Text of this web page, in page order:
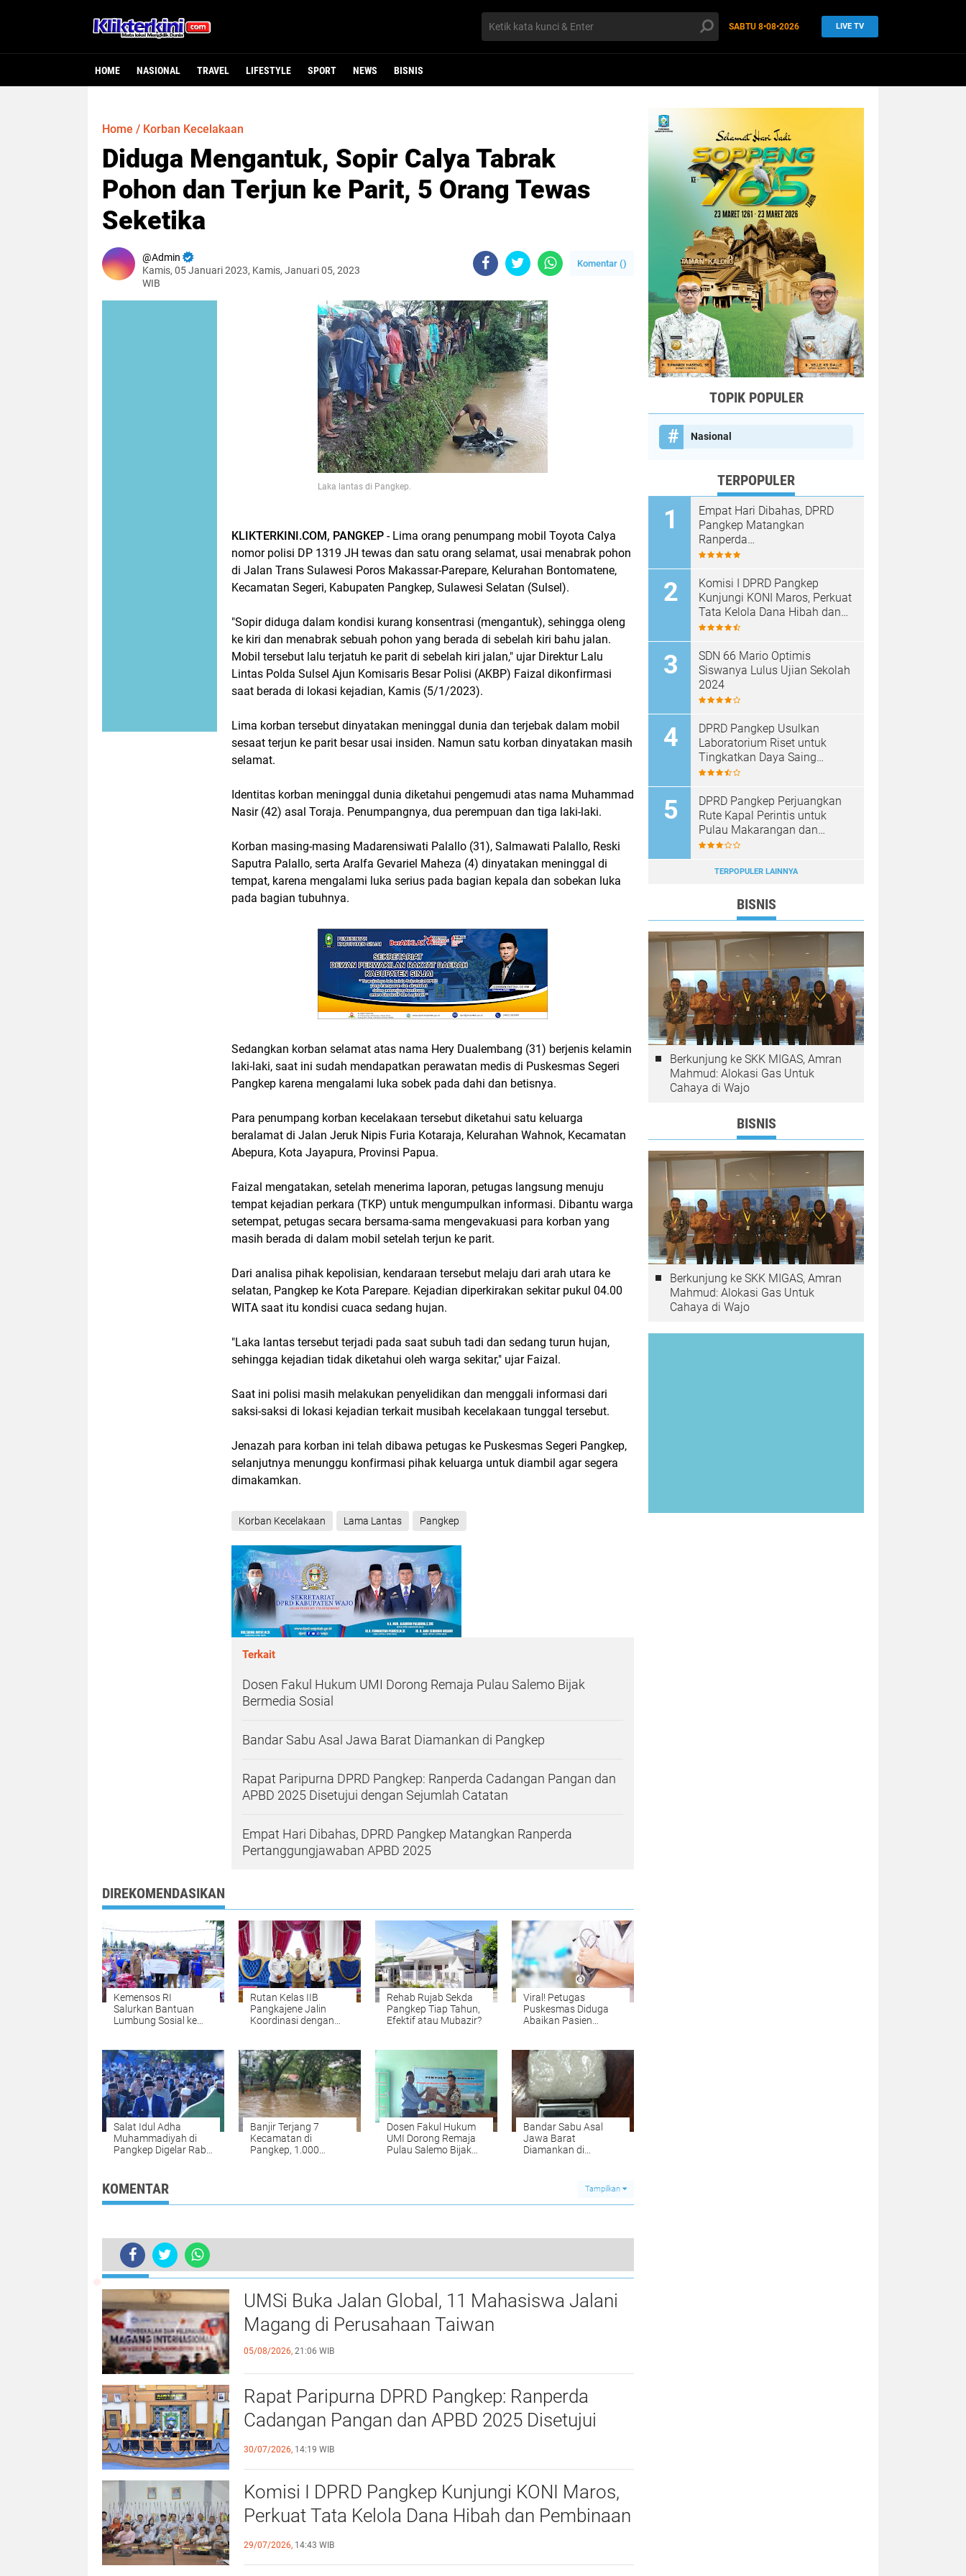
SABTU 8•08•2026 LIVE TV
HOME NASIONAL TRAVEL LIFESTYLE SPORT NEWS BISNIS
Home / Korban Kecelakaan
Diduga Mengantuk, Sopir Calya Tabrak
Pohon dan Terjun ke Parit, 5 Orang Tewas
Seketika
Admin
Kamis, 05 Januari 2023, Kamis, Januari 05, 2023
WIB
Komentar ()
Laka lantas di Pangkep.
KLIKTERKINI.COM, PANGKEP - Lima orang penumpang mobil Toyota Calya
nomor polisi DP 1319 JH tewas dan satu orang selamat, usai menabrak pohon
di Jalan Trans Sulawesi Poros Makassar-Parepare, Kelurahan Bontomatene,
Kecamatan Segeri, Kabupaten Pangkep, Sulawesi Selatan (Sulsel).
"Sopir diduga dalam kondisi kurang konsentrasi (mengantuk), sehingga oleng
ke kiri dan menabrak sebuah pohon yang berada di sebelah kiri bahu jalan.
Mobil tersebut lalu terjatuh ke parit di sebelah kiri jalan," ujar Direktur Lalu
Lintas Polda Sulsel Ajun Komisaris Besar Polisi (AKBP) Faizal dikonfirmasi
saat berada di lokasi kejadian, Kamis (5/1/2023).
Lima korban tersebut dinyatakan meninggal dunia dan terjebak dalam mobil
sesaat terjun ke parit besar usai insiden. Namun satu korban dinyatakan masih
selamat.
Identitas korban meninggal dunia diketahui pengemudi atas nama Muhammad
Nasir (42) asal Toraja. Penumpangnya, dua perempuan dan tiga laki-laki.
Korban masing-masing Madarensiwati Palallo (31), Salmawati Palallo, Reski
Saputra Palallo, serta Aralfa Gevariel Maheza (4) dinyatakan meninggal di
tempat, karena mengalami luka serius pada bagian kepala dan sobekan luka
pada bagian tubuhnya.
Sedangkan korban selamat atas nama Hery Dualembang (31) berjenis kelamin
laki-laki, saat ini sudah mendapatkan perawatan medis di Puskesmas Segeri
Pangkep karena mengalami luka sobek pada dahi dan betisnya.
Para penumpang korban kecelakaan tersebut diketahui satu keluarga
beralamat di Jalan Jeruk Nipis Furia Kotaraja, Kelurahan Wahnok, Kecamatan
Abepura, Kota Jayapura, Provinsi Papua.
Faizal mengatakan, setelah menerima laporan, petugas langsung menuju
tempat kejadian perkara (TKP) untuk mengumpulkan informasi. Dibantu warga
setempat, petugas secara bersama-sama mengevakuasi para korban yang
masih berada di dalam mobil setelah terjun ke parit.
Dari analisa pihak kepolisian, kendaraan tersebut melaju dari arah utara ke
selatan, Pangkep ke Kota Parepare. Kejadian diperkirakan sekitar pukul 04.00
WITA saat itu kondisi cuaca sedang hujan.
"Laka lantas tersebut terjadi pada saat subuh tadi dan sedang turun hujan,
sehingga kejadian tidak diketahui oleh warga sekitar," ujar Faizal.
Saat ini polisi masih melakukan penyelidikan dan menggali informasi dari
saksi-saksi di lokasi kejadian terkait musibah kecelakaan tunggal tersebut.
Jenazah para korban ini telah dibawa petugas ke Puskesmas Segeri Pangkep,
selanjutnya menunggu konfirmasi pihak keluarga untuk diambil agar segera
dimakamkan.
Korban Kecelakaan Lama Lantas Pangkep
Terkait
Dosen Fakul Hukum UMI Dorong Remaja Pulau Salemo Bijak
Bermedia Sosial
Bandar Sabu Asal Jawa Barat Diamankan di Pangkep
Rapat Paripurna DPRD Pangkep: Ranperda Cadangan Pangan dan
APBD 2025 Disetujui dengan Sejumlah Catatan
Empat Hari Dibahas, DPRD Pangkep Matangkan Ranperda
Pertanggungjawaban APBD 2025
DIREKOMENDASIKAN
Kemensos RI
Salurkan Bantuan
Lumbung Sosial ke
Rutan Kelas IIB
Pangkajene Jalin
Koordinasi dengan
Rehab Rujab Sekda
Pangkep Tiap Tahun,
Efektif atau Mubazir?
Viral! Petugas
Puskesmas Diduga
Abaikan Pasien
Salat Idul Adha
Muhammadiyah di
Pangkep Digelar Rabu
Banjir Terjang 7
Kecamatan di
Pangkep, 1.000
Dosen Fakul Hukum
UMI Dorong Remaja
Pulau Salemo Bijak
Bandar Sabu Asal
Jawa Barat
Diamankan di
KOMENTAR Tampilkan
Diduga Mengantuk, Sopir Calya Tabrak Pohon dan Terjun ke Parit, 5 Orang Tewas Seketika
TERKINI
UMSi Buka Jalan Global, 11 Mahasiswa Jalani
Magang di Perusahaan Taiwan
05/08/2026, 21:06 WIB
Rapat Paripurna DPRD Pangkep: Ranperda
Cadangan Pangan dan APBD 2025 Disetujui
dengan Sejumlah Catatan
30/07/2026, 14:19 WIB
Komisi I DPRD Pangkep Kunjungi KONI Maros,
Perkuat Tata Kelola Dana Hibah dan Pembinaan
Olahraga
29/07/2026, 14:43 WIB
TOPIK POPULER
Nasional
TERPOPULER
Empat Hari Dibahas, DPRD
Pangkep Matangkan
Ranperda
Pertanggungjawaban APBD
Komisi I DPRD Pangkep
Kunjungi KONI Maros, Perkuat
Tata Kelola Dana Hibah dan
Pembinaan Olahraga
SDN 66 Mario Optimis
Siswanya Lulus Ujian Sekolah
2024
DPRD Pangkep Usulkan
Laboratorium Riset untuk
Tingkatkan Daya Saing
Produk Unggulan
DPRD Pangkep Perjuangkan
Rute Kapal Perintis untuk
Pulau Makarangan dan
Langkoteang
TERPOPULER LAINNYA
BISNIS
Berkunjung ke SKK MIGAS, Amran
Mahmud: Alokasi Gas Untuk
Cahaya di Wajo
BISNIS
Berkunjung ke SKK MIGAS, Amran
Mahmud: Alokasi Gas Untuk
Cahaya di Wajo